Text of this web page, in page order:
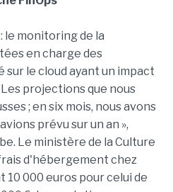
monitoring de la
en charge des
le cloud ayant un impact
projections que nous
; en six mois, nous avons
prévu sur un an »,
Le ministère de la Culture
d'hébergement chez
10 000 euros pour celui de